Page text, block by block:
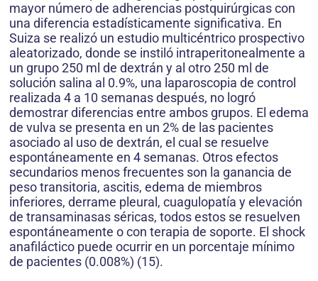
mayor número de adherencias postquirúrgicas con
una diferencia estadísticamente significativa. En
Suiza se realizó un estudio multicéntrico prospectivo
aleatorizado, donde se instiló intraperitonealmente a
un grupo 250 ml de dextrán y al otro 250 ml de
solución salina al 0.9%, una laparoscopia de control
realizada 4 a 10 semanas después, no logró
demostrar diferencias entre ambos grupos. El edema
de vulva se presenta en un 2% de las pacientes
asociado al uso de dextrán, el cual se resuelve
espontáneamente en 4 semanas. Otros efectos
secundarios menos frecuentes son la ganancia de
peso transitoria, ascitis, edema de miembros
inferiores, derrame pleural, cuagulopatía y elevación
de transaminasas séricas, todos estos se resuelven
espontáneamente o con terapia de soporte. El shock
anafiláctico puede ocurrir en un porcentaje mínimo
de pacientes (0.008%) (15).